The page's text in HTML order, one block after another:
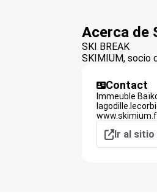
Acerca de
SKI BREAK
SKIMIUM, socio
Contact
Immeuble
Ir al sitio